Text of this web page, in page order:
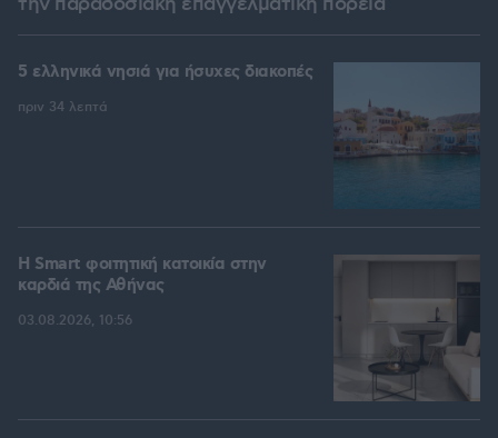
5 ελληνικά νησιά για ήσυχες διακοπές
πριν 34 λεπτά
Η Smart φοιτητική κατοικία στην
καρδιά της Αθήνας
03.08.2026, 10:56